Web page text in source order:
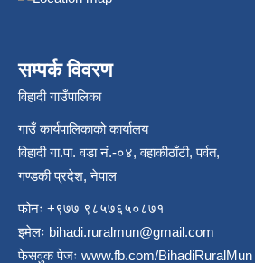
सम्पर्क विवरण
विहादी गाउँपालिका
गाउँ कार्यपालिकाको कार्यालय
विहादी गा.पा. वडा नं.-०४, वहाकीठाँटी, पर्वत,
गण्डकी प्रदेश, नेपाल
फोनः +९७७ ९८५७६५०८७१
इमेलः bihadi.ruralmun@gmail.com
फेसवुक पेजः www.fb.com/BihadiRuralMun